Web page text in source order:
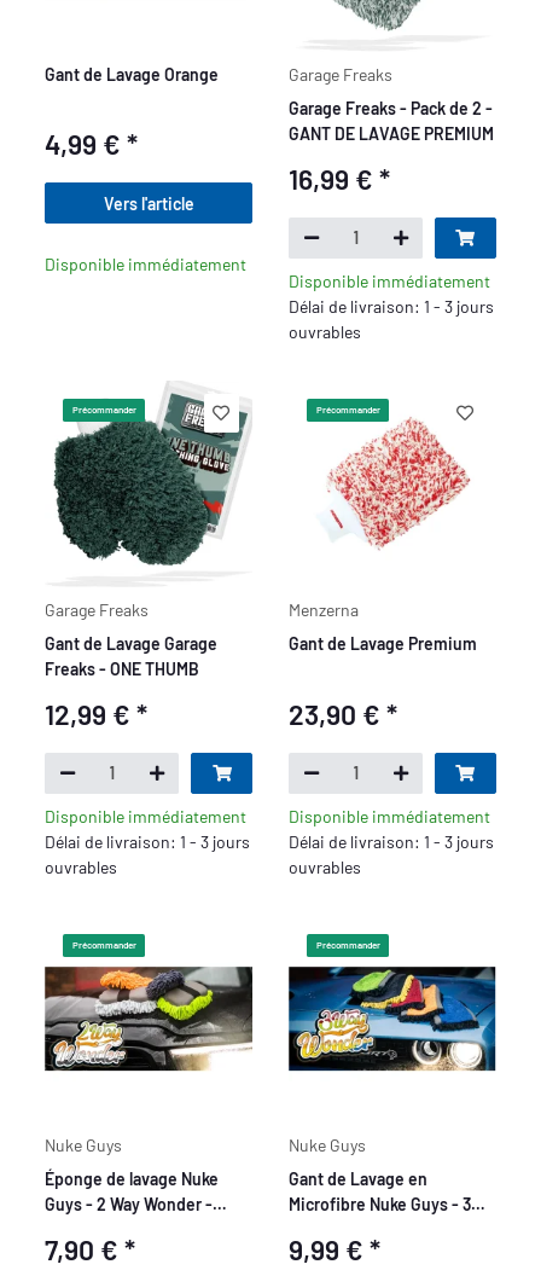
Gant de Lavage Orange
4,99 €*
Vers l'article
Disponible immédiatement
Garage Freaks
Garage Freaks - Pack de 2 -
GANT DE LAVAGE PREMIUM
16,99 € *
Disponible immédiatement
Délai de livraison: 1 - 3 jours
ouvrables
Précommander
Garage Freaks
Gant de Lavage Garage
Freaks - ONE THUMB
12,99 €*
Disponible immédiatement
Délai de livraison: 1 - 3 jours
ouvrables
Précommander
Menzerna
Gant de Lavage Premium
23,90 € *
Disponible immédiatement
Délai de livraison: 1 - 3 jours
ouvrables
Précommander
Nuke Guys
Éponge de lavage Nuke
Guys - 2 Way Wonder -
Strap On
7,90 €*
Précommander
Nuke Guys
Gant de Lavage en
Microfibre Nuke Guys - 3
9,99 € *